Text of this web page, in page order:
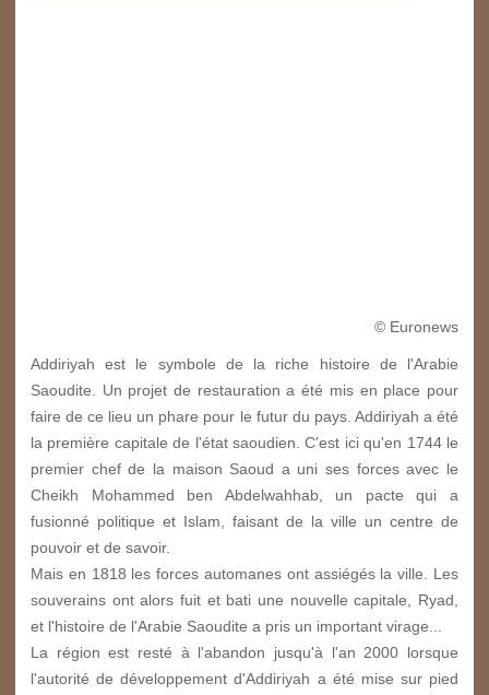
© Euronews
Addiriyah est le symbole de la riche histoire de l'Arabie
Saoudite. Un projet de restauration a été mis en place pour
faire de ce lieu un phare pour le futur du pays. Addiriyah a été
la première capitale de l'état saoudien. C'est ici qu'en 1744 le
premier chef de la maison Saoud a uni ses forces avec le
Cheikh Mohammed ben Abdelwahhab, un pacte qui a
fusionné politique et Islam, faisant de la ville un centre de
pouvoir et de savoir.
Mais en 1818 les forces automanes ont assiégés la ville. Les
souverains ont alors fuit et bati une nouvelle capitale, Ryad,
et l'histoire de l'Arabie Saoudite a pris un important virage...
La région est resté à l'abandon jusqu'à l'an 2000 lorsque
l'autorité de développement d'Addiriyah a été mise sur pied